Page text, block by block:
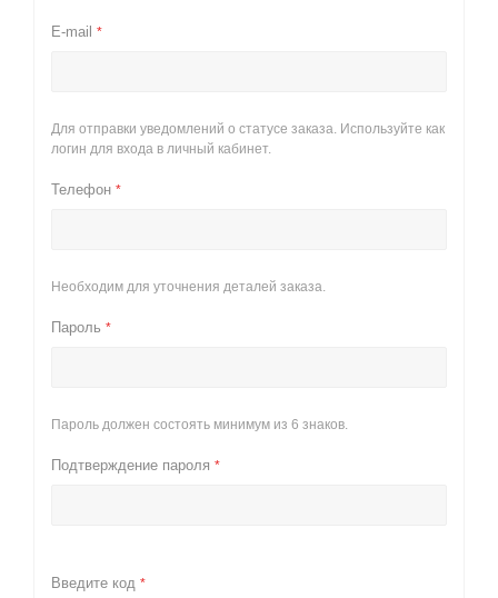
E-mail *
Для отправки уведомлений о статусе заказа. Используйте как
логин для входа в личный кабинет.
Телефон *
Необходим для уточнения деталей заказа.
Пароль *
Пароль должен состоять минимум из 6 знаков.
Подтверждение пароля *
Введите код *